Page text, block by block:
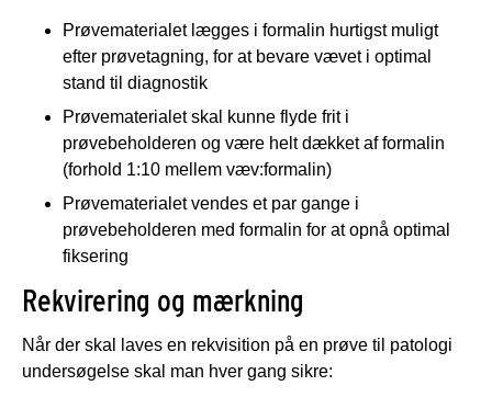
Prøvematerialet lægges i formalin hurtigst muligt
efter prøvetagning, for at bevare vævet i optimal
stand til diagnostik
Prøvematerialet skal kunne flyde frit i
prøvebeholderen og være helt dækket af formalin
(forhold 1:10 mellem væv:formalin)
Prøvematerialet vendes et par gange i
prøvebeholderen med formalin for at opnå optimal
fiksering
Rekvirering og mærkning
Når der skal laves en rekvisition på en prøve til patologi
undersøgelse skal man hver gang sikre: